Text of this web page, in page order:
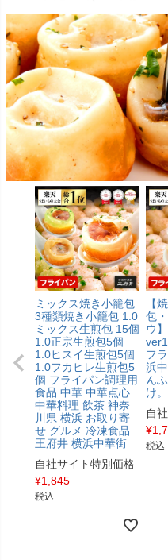
ミックス焼き小籠包
3種類焼き小籠包 1.0
ミックス生煎包 15個
1.0正宗生煎包5個
1.0ヒスイ生煎包5個
1.0フカヒレ生煎包5
個 フライパン調理用
食品 中華 中華点心
中華料理 飲茶 神奈
川県 横浜 お取り寄
せ グルメ 冷凍食品
王府井 横浜中華街
自社サイト特別価格
¥1,845
税込
【
包
ウ
フ
浜
ん
け。
自
¥
税込